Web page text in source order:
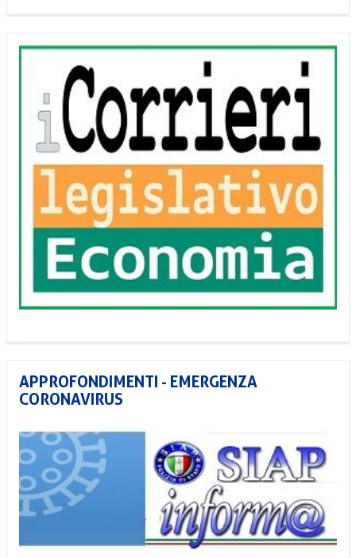
APPROFONDIMENTI - EMERGENZA
CORONAVIRUS